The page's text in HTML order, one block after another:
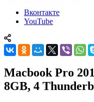
Вконтакте
YouTube
Macbook Pro
8GB, 4